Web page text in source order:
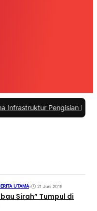
Pengisian Daya untuk
UTAMA• 21 Juni 2019
Sirah” Tumpul di